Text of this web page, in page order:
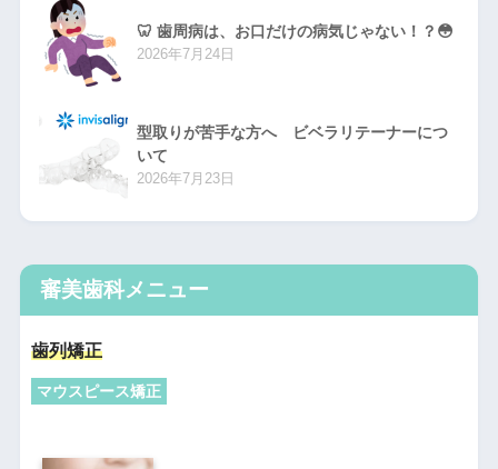
🦷 歯周病は、お口だけの病気じゃない！？😳
2026年7月24日
型取りが苦手な方へ ビベラリテーナーにつ
いて
2026年7月23日
審美歯科メニュー
歯列矯正
マウスピース矯正